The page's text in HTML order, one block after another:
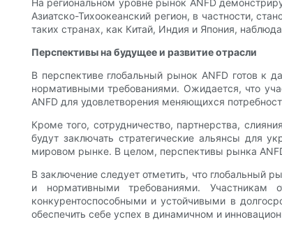
На региональном уровне рынок ANFD
Азиатско-Тихоокеанский регион, в частности,
таких странах, как Китай, Индия и Япония,
Перспективы на будущее и развитие отрасли
В перспективе глобальный рынок ANFD готов к
нормативными требованиями. Ожидается, что
ANFD для удовлетворения меняющихся
Кроме того, сотрудничество, партнерства,
будут заключать стратегические альянсы для
мировом рынке. В целом, перспективы рынка
В заключение следует отметить, что глобальный
и нормативными требованиями.
конкурентоспособными и устойчивыми в
обеспечить себе успех в динамичном и